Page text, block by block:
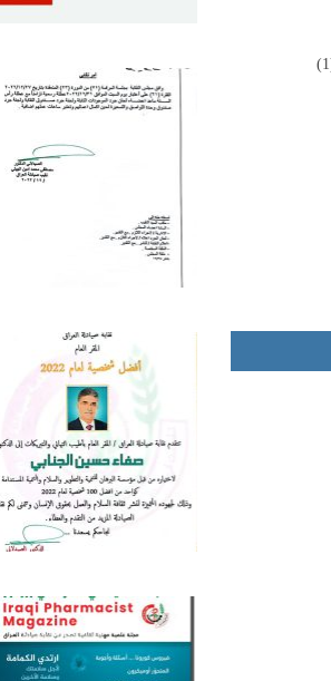
جانب من التغطية
الإعلامية
ذوي المهن الطبية
لخريجي كليات